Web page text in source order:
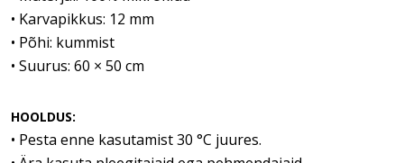
• Karvapikkus: 12 mm
• Põhi: kummist
• Suurus: 60 × 50 cm
HOOLDUS:
• Pesta enne kasutamist 30 °C juures.